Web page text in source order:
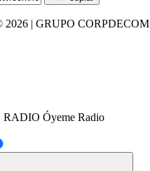
| GRUPO CORPDECOM
RADIO Óyeme Radio